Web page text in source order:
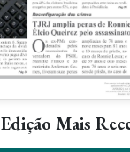
Edição Mais